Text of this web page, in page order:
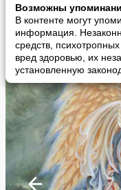
Возможны
В контенте могут
информация.
средств,
вред здоровью, их
установленную